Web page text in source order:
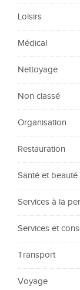
Loisirs
Médical
Nettoyage
Non classé
Organisation
Restauration
Santé et beauté
Services à la
Services et
Transport
Voyage